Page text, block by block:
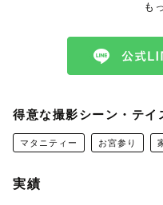
何気ない日常や当たり前
家族の心にいつまでも残
撮ります。
も
得意な撮影シーン・テイ
マタニティー お宮参り
実績